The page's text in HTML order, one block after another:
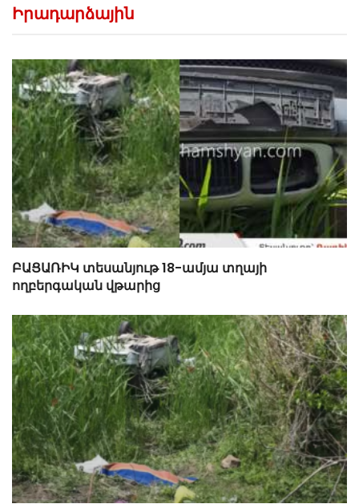
Իրադարձային
ԲԱՑԱՌԻԿ տեսանյութ 18-ամյա տղայի
ողբերգական վթարից